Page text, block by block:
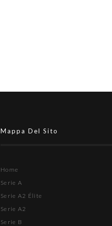
Mappa Del Sito
Home
Serie A
Serie A2 Élite
Serie A2
Serie B